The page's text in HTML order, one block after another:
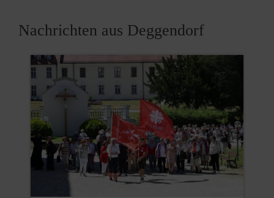
Nachrichten aus Deggendorf